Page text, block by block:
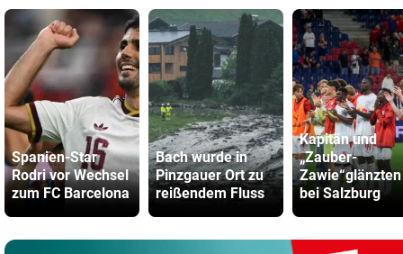
Spanien-Star
Rodri vor Wechsel
zum FC Barcelona
Bach wurde in
Pinzgauer Ort zu
reißendem Fluss
Kapitän und
„Zauber-
Zawie“glänzten
bei Salzburg